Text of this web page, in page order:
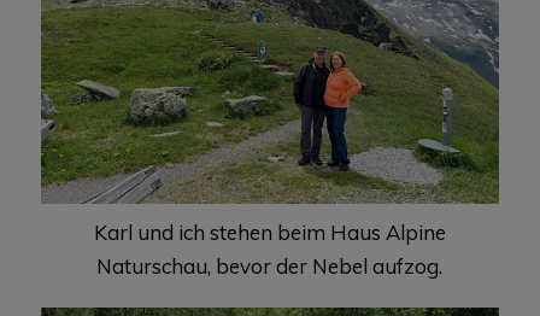
Karl und ich stehen beim Haus Alpine
Naturschau, bevor der Nebel aufzog.